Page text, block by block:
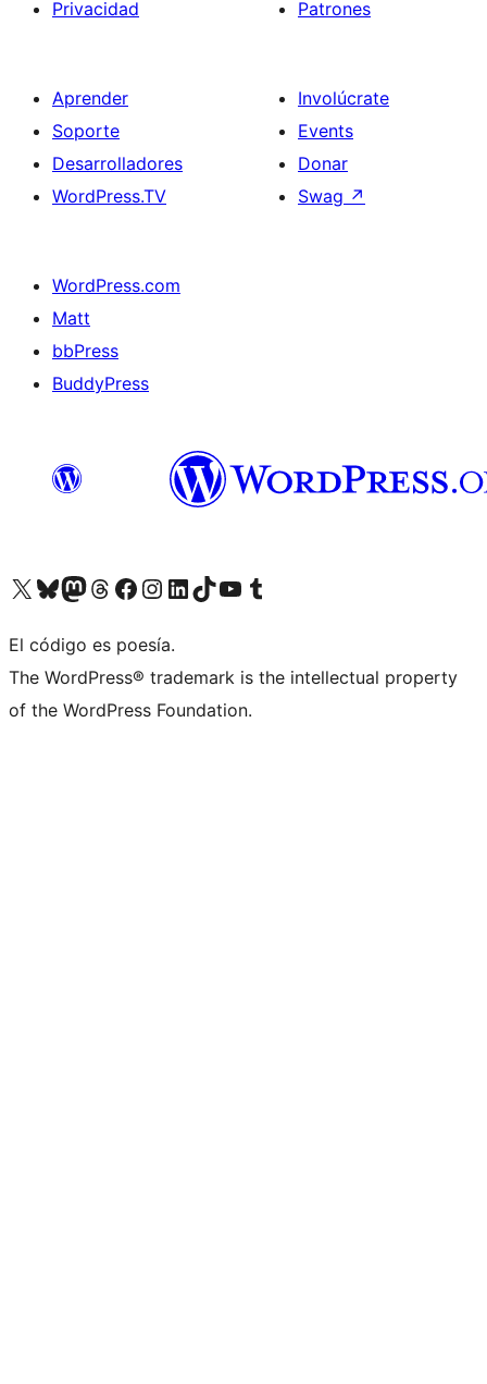
Privacidad
Patrones
Aprender
Soporte
Desarrolladores
WordPress.TV
Involúcrate
Events
Donar
Swag ↗
WordPress.com
Matt
bbPress
BuddyPress
Visit our X (formerly Twitter) account
Visit our Bluesky account
Visita nuestra cuenta de Twitter
Visit our Threads account
Visita nuestra página de Facebook
Visite nuestra cuenta de Instagram
Visit our LinkedIn account
Visit our TikTok account
Visit our YouTube channel
Visit our Tumblr account
El código es poesía.
The WordPress® trademark is the intellectual property
of the WordPress Foundation.